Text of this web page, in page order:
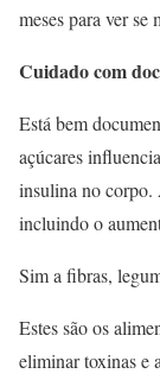
meses para ver se
Cuidado com
Está bem
açúcares
insulina no corpo.
incluindo o
Sim a fibras,
Estes são os
eliminar toxinas e